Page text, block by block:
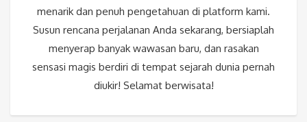
menarik dan penuh pengetahuan di platform kami.
Susun rencana perjalanan Anda sekarang, bersiaplah
menyerap banyak wawasan baru, dan rasakan
sensasi magis berdiri di tempat sejarah dunia pernah
diukir! Selamat berwisata!